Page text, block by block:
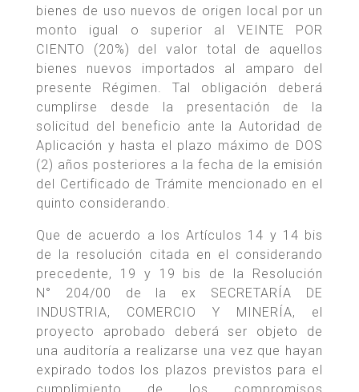
bienes de uso nuevos de origen local por un
monto igual o superior al VEINTE POR
CIENTO (20%) del valor total de aquellos
bienes nuevos importados al amparo del
presente Régimen. Tal obligación deberá
cumplirse desde la presentación de la
solicitud del beneficio ante la Autoridad de
Aplicación y hasta el plazo máximo de DOS
(2) años posteriores a la fecha de la emisión
del Certificado de Trámite mencionado en el
quinto considerando.
Que de acuerdo a los Artículos 14 y 14 bis
de la resolución citada en el considerando
precedente, 19 y 19 bis de la Resolución
N° 204/00 de la ex SECRETARÍA DE
INDUSTRIA, COMERCIO Y MINERÍA, el
proyecto aprobado deberá ser objeto de
una auditoría a realizarse una vez que hayan
expirado todos los plazos previstos para el